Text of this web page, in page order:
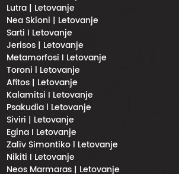
Lutra | Letovanje
Nea Skioni | Letovanje
Sarti I Letovanje
Jerisos | Letovanje
Metamorfosi I Letovanje
Toroni l Letovanje
Afitos | Letovanje
Kalamitsi I Letovanje
Psakudia l Letovanje
Siviri | Letovanje
Egina I Letovanje
Zaliv Simontiko l Letovanje
Nikiti I Letovanje
Neos Marmaras | Letovanje